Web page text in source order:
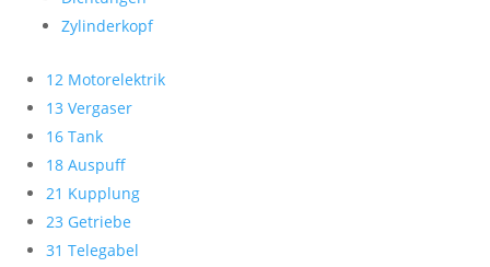
Zylinderkopf
12 Motorelektrik
13 Vergaser
16 Tank
18 Auspuff
21 Kupplung
23 Getriebe
31 Telegabel